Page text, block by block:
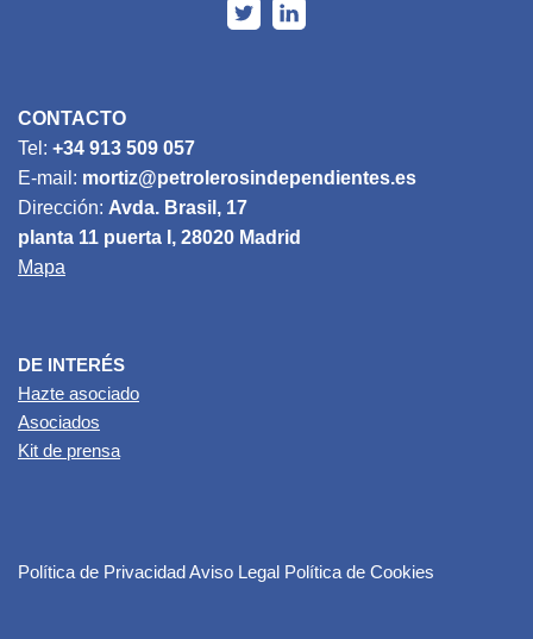
CONTACTO
Tel: +34 913 509 057
E-mail: mortiz@petrolerosindependientes.es
Dirección: Avda. Brasil, 17
planta 11 puerta I, 28020 Madrid
Mapa
DE INTERÉS
Hazte asociado
Asociados
Kit de prensa
Política de PrivacidadAviso Legal Política de Cookies